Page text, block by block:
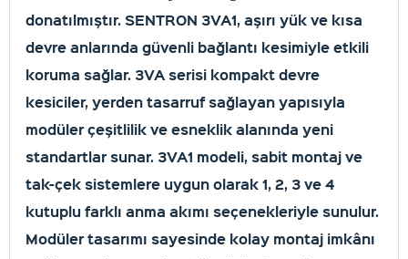
donatılmıştır. SENTRON 3VA1, aşırı yük ve kısa
devre anlarında güvenli bağlantı kesimiyle etkili
koruma sağlar. 3VA serisi kompakt devre
kesiciler, yerden tasarruf sağlayan yapısıyla
modüler çeşitlilik ve esneklik alanında yeni
standartlar sunar. 3VA1 modeli, sabit montaj ve
tak-çek sistemlere uygun olarak 1, 2, 3 ve 4
kutuplu farklı anma akımı seçenekleriyle sunulur.
Modüler tasarımı sayesinde kolay montaj imkânı